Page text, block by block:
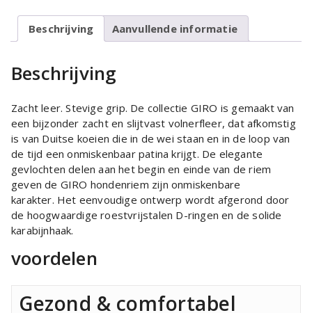
Beschrijving Aanvullende informatie
Beschrijving
Zacht leer. Stevige grip. De collectie GIRO is gemaakt van
een bijzonder zacht en slijtvast volnerfleer, dat afkomstig
is van Duitse koeien die in de wei staan ​​en in de loop van
de tijd een onmiskenbaar patina krijgt. De elegante
gevlochten delen aan het begin en einde van de riem
geven de GIRO hondenriem zijn onmiskenbare
karakter. Het eenvoudige ontwerp wordt afgerond door
de hoogwaardige roestvrijstalen D-ringen en de solide
karabijnhaak.
voordelen
Gezond & comfortabel